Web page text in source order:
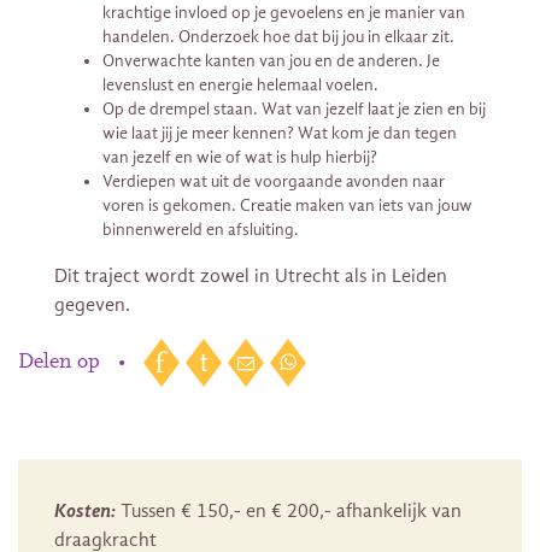
krachtige invloed op je gevoelens en je manier van
handelen. Onderzoek hoe dat bij jou in elkaar zit.
Onverwachte kanten van jou en de anderen. Je
levenslust en energie helemaal voelen.
Op de drempel staan. Wat van jezelf laat je zien en bij
wie laat jij je meer kennen? Wat kom je dan tegen
van jezelf en wie of wat is hulp hierbij?
Verdiepen wat uit de voorgaande avonden naar
voren is gekomen. Creatie maken van iets van jouw
binnenwereld en afsluiting.
Dit traject wordt zowel in Utrecht als in Leiden
gegeven.
Delen op •
Kosten: Tussen € 150,- en € 200,- afhankelijk van
draagkracht